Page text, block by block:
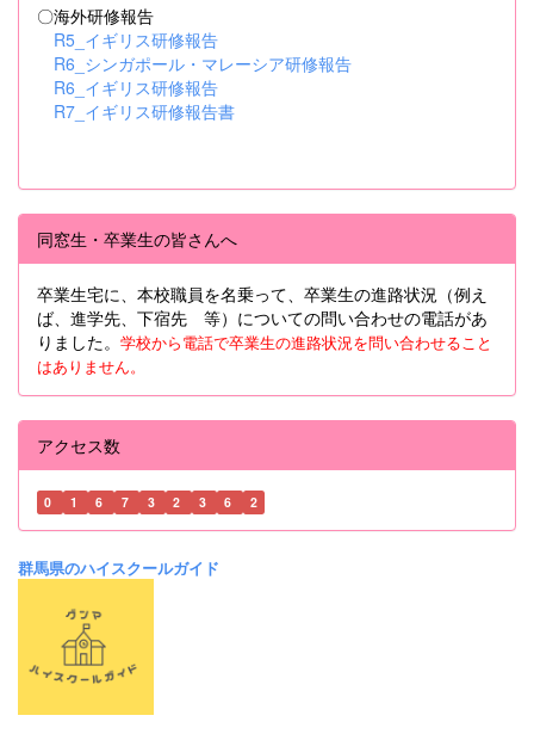
〇海外研修報告
R5_イギリス研修報告
R6_シンガポール・マレーシア研修報告
R6_イギリス研修報告
R7_イギリス研修報告書
同窓生・卒業生の皆さんへ
卒業生宅に、本校職員を名乗って、卒業生の進路状況（例え
ば、進学先、下宿先 等）についての問い合わせの電話があ
りました。 学校から電話で卒業生の進路状況を問い合わせること
はありません。
アクセス数
0 1 6 7 3 2 3 6 2
群馬県のハイスクールガイド